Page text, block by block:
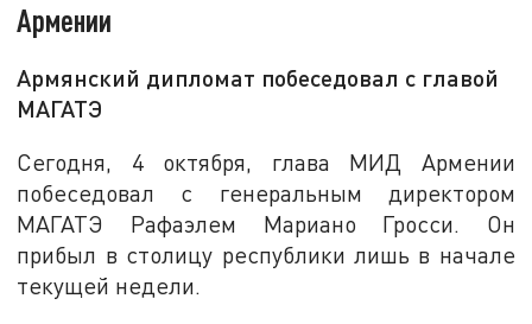
Армении
Армянский дипломат побеседовал с главой
МАГАТЭ
Сегодня, 4 октября, глава МИД Армении
побеседовал с генеральным директором
МАГАТЭ Рафаэлем Мариано Гросси. Он
прибыл в столицу республики лишь в начале
текущей недели.